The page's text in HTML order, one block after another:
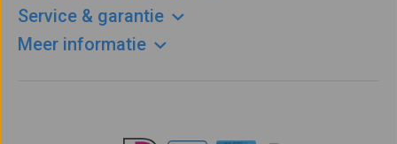
Service & garantie
Meer informatie